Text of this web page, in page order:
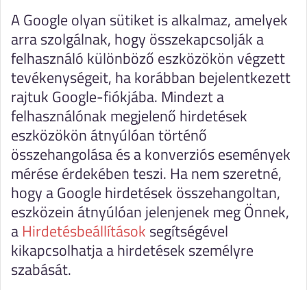
A Google olyan sütiket is alkalmaz, amelyek
arra szolgálnak, hogy összekapcsolják a
felhasználó különböző eszközökön végzett
tevékenységeit, ha korábban bejelentkezett
rajtuk Google-fiókjába. Mindezt a
felhasználónak megjelenő hirdetések
eszközökön átnyúlóan történő
összehangolása és a konverziós események
mérése érdekében teszi. Ha nem szeretné,
hogy a Google hirdetések összehangoltan,
eszközein átnyúlóan jelenjenek meg Önnek,
a Hirdetésbeállítások segítségével
kikapcsolhatja a hirdetések személyre
szabását.